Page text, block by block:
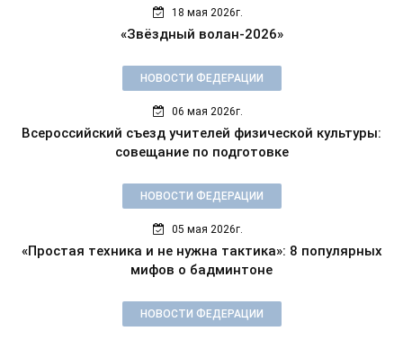
18 мая 2026г.
«Звёздный волан-2026»
НОВОСТИ ФЕДЕРАЦИИ
06 мая 2026г.
Всероссийский съезд учителей физической культуры:
совещание по подготовке
НОВОСТИ ФЕДЕРАЦИИ
05 мая 2026г.
«Простая техника и не нужна тактика»: 8 популярных
мифов о бадминтоне
НОВОСТИ ФЕДЕРАЦИИ